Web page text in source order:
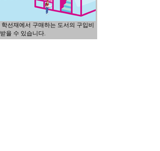
선재에서 구매하는 도서의 구입비
을 수 있습니다.